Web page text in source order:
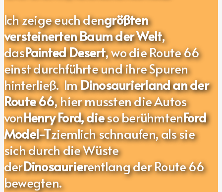
Ich zeige euch dengrößten
versteinerten Baum der Welt,
dasPainted Desert, wo die Route 66
einst durchführte und ihre Spuren
hinterließ. ImDinosaurierland an der
Route 66, hier mussten die Autos
vonHenry Ford, dieso berühmtenFord
Model-Tziemlich schnaufen, als sie
sich durch die Wüste
derDinosaurierentlang der Route 66
bewegten.